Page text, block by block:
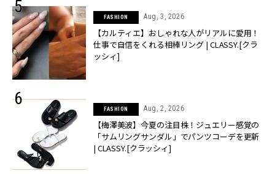
FASHION Aug, 3, 2026
【カルティエ】おしゃれな人がリアルに愛用！
仕事で自信をくれる相棒リング | CLASSY.[クラ
ッシィ]
FASHION Aug, 2, 2026
【梅澤美波】今夏の注目株！ジュエリー感覚の
「サムリングサンダル」でパンツコーデを更新
| CLASSY.[クラッシィ]